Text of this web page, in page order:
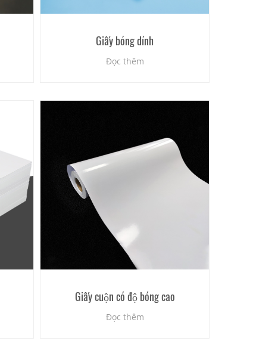
Giấy bóng dính
Đọc thêm
Giấy cuộn có độ bóng cao
Đọc thêm